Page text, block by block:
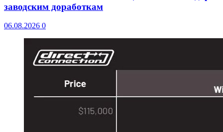
заводским доработкам
06.08.2026 0